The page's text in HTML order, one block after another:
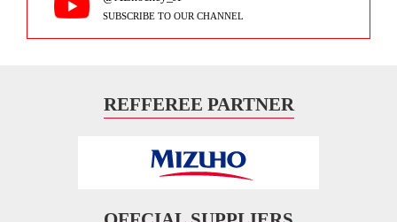
SUBSCRIBE TO OUR CHANNEL
REFFEREE PARTNER